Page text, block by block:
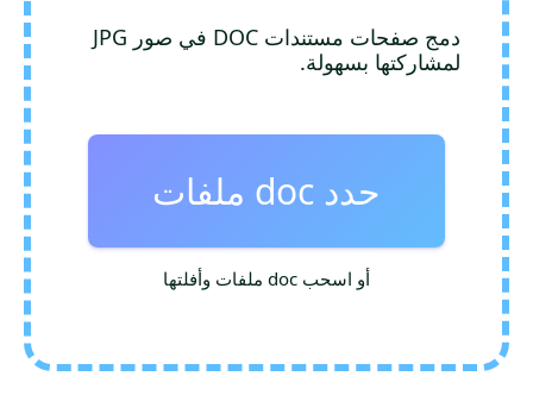
دمج صفحات مستندات DOC في صور JPG
لمشاركتها بسهولة.
حدد doc ملفات
أو اسحب doc ملفات وأفلتها